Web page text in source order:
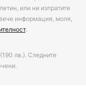
или ни изпратите
информация, моля,
.
лв.). Следните